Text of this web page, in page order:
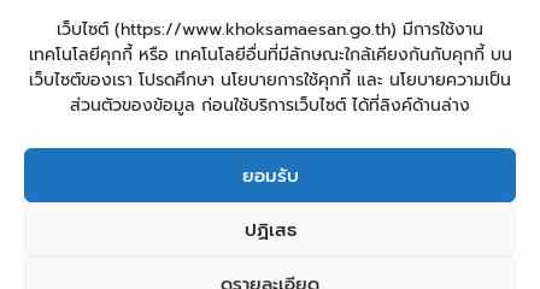
เว็บไซต์ (https://www.khoksamaesan.go.th) มีการใช้งาน
เทคโนโลยีคุกกี้ หรือ เทคโนโลยีอื่นที่มีลักษณะใกล้เคียงกันกับคุกกี้ บน
เว็บไซต์ของเรา โปรดศึกษา นโยบายการใช้คุกกี้ และ นโยบายความเป็น
ส่วนตัวของข้อมูล ก่อนใช้บริการเว็บไซต์ ได้ที่ลิงค์ด้านล่าง
ยอมรับ
ปฏิเสธ
ดูรายละเอียด
เข้าสู่ระบบ
จัดทำเว็บไซต์
LopburiWebDesign.co
ยื่นแบบคำร้องทั่วไป
ศูนย์ข้อมูลข่าวสาร หน่วยงาน
กระดานสนทนา